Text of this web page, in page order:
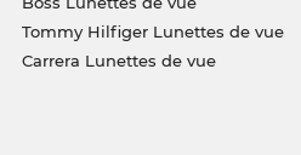
Tommy Hilfiger Lunettes de vue
Carrera Lunettes de vue